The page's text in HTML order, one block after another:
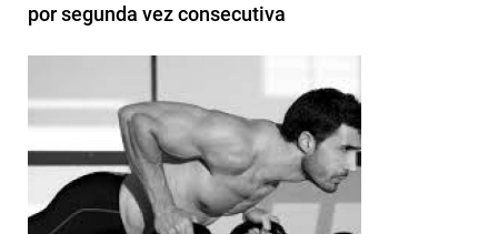
por segunda vez consecutiva